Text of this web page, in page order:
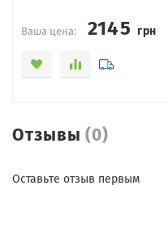
Отзывы(0)
Оставьте отзыв первым
Ваша цена: 2145 грн